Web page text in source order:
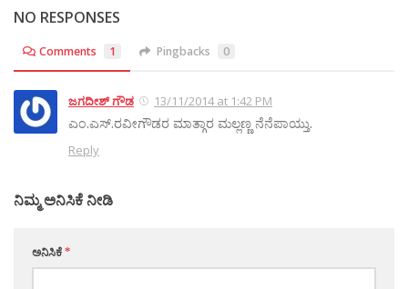
NO RESPONSES
Comments 1 Pingbacks 0
ಜಗದೀಶ್ ಗೌಡ 13/11/2014 at 1:42 PM
ಎಂ.ಎಸ್.ರವೀಗೌಡರ ಮಾತ್ಗಾರ ಮಲ್ಲಣ್ಣ ನೆನೆಪಾಯ್ತು.
Reply
ನಿಮ್ಮ ಅನಿಸಿಕೆ ನೀಡಿ
ಅನಿಸಿಕೆ*